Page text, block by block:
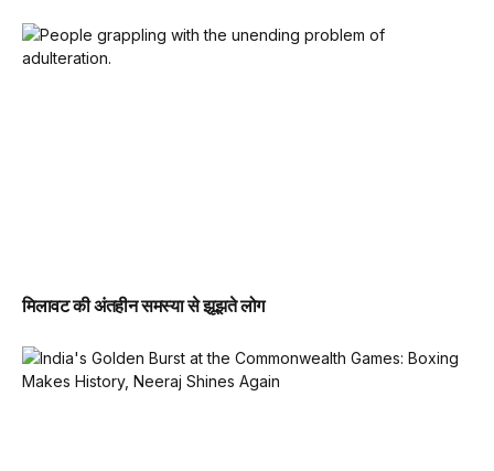
मिलावट की अंतहीन समस्या से झूझते लोग